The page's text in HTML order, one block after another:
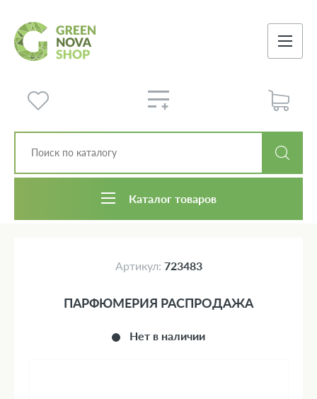
Каталог товаров
Артикул: 723483
Нет в наличии
ПАРФЮМЕРИЯ РАСПРОДАЖА